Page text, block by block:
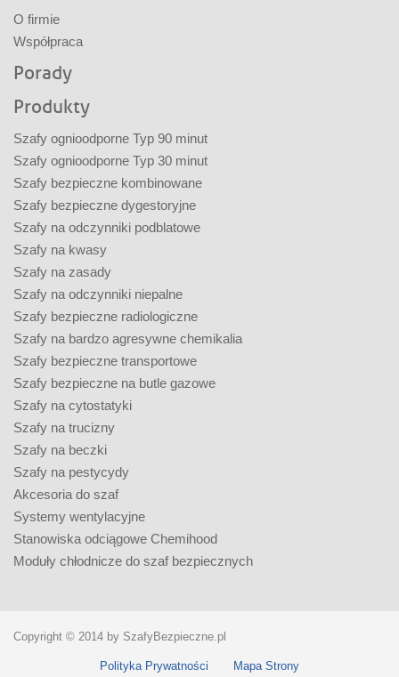
O firmie
Współpraca
Porady
Produkty
Szafy ognioodporne Typ 90 minut
Szafy ognioodporne Typ 30 minut
Szafy bezpieczne kombinowane
Szafy bezpieczne dygestoryjne
Szafy na odczynniki podblatowe
Szafy na kwasy
Szafy na zasady
Szafy na odczynniki niepalne
Szafy bezpieczne radiologiczne
Szafy na bardzo agresywne chemikalia
Szafy bezpieczne transportowe
Szafy bezpieczne na butle gazowe
Szafy na cytostatyki
Szafy na trucizny
Szafy na beczki
Szafy na pestycydy
Akcesoria do szaf
Systemy wentylacyjne
Stanowiska odciągowe Chemihood
Moduły chłodnicze do szaf bezpiecznych
Copyright © 2014 by SzafyBezpieczne.pl
Polityka Prywatności Mapa Strony